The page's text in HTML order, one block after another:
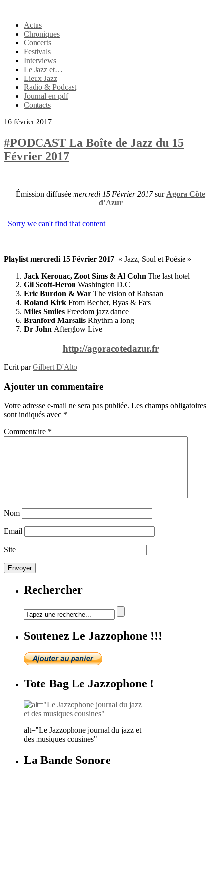
Actus
Chroniques
Concerts
Festivals
Interviews
Le Jazz et…
Lieux Jazz
Radio & Podcast
Journal en pdf
Contacts
16 février 2017
#PODCAST La Boîte de Jazz du 15
Février 2017
Émission diffusée mercredi 15 Février 2017sur Agora Côte
d’Azur
Playlist mercredi 15 Février 2017 « Jazz, Soul et Poésie »
Jack Kerouac, Zoot Sims & Al Cohn The last hotel
Gil Scott-Heron Washington D.C
Eric Burdon & War The vision of Rahsaan
Roland Kirk From Bechet, Byas & Fats
Miles Smiles Freedom jazz dance
Branford Marsalis Rhythm a long
Dr John Afterglow Live
http://agoracotedazur.fr
Ecrit parGilbert D'Alto
Ajouter un commentaire
Votre adresse e-mail ne sera pas publiée. Les champs obligatoires
sont indiqués avec *
Commentaire *
Nom
Email
Site
Rechercher
Soutenez Le Jazzophone !!!
Tote Bag Le Jazzophone !
alt="Le Jazzophone journal du jazz et
des musiques cousines"
La Bande Sonore